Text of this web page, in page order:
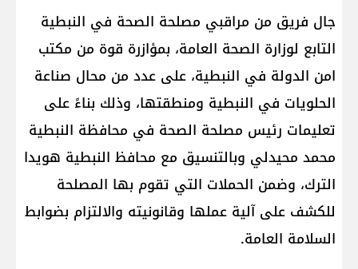
جال فريق من مراقبي مصلحة الصحة في النبطية
التابع لوزارة الصحة العامة، بمؤازرة قوة من مكتب
امن الدولة في النبطية، على عدد من محال صناعة
الحلويات في النبطية ومنطقتها، وذلك بناءً على
تعليمات رئيس مصلحة الصحة في محافظة النبطية
محمد محيدلي وبالتنسيق مع محافظ النبطية هويدا
الترك، وضمن الحملات التي تقوم بها المصلحة
للكشف على آلية عملها وقانونيته والالتزام بضوابط
السلامة العامة.